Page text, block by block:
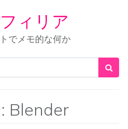
ィリア
でメモ的な何か
Blender